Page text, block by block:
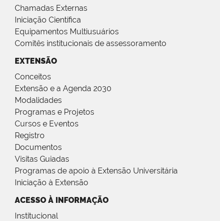
Chamadas Externas
Iniciação Científica
Equipamentos Multiusuários
Comitês institucionais de assessoramento
EXTENSÃO
Conceitos
Extensão e a Agenda 2030
Modalidades
Programas e Projetos
Cursos e Eventos
Registro
Documentos
Visitas Guiadas
Programas de apoio à Extensão Universitária
Iniciação à Extensão
ACESSO À INFORMAÇÃO
Institucional